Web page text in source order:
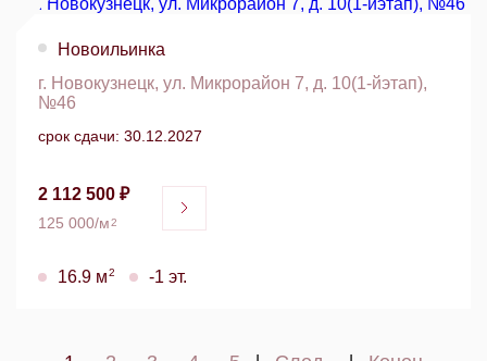
Новоильинка
г. Новокузнецк, ул. Микрорайон 7, д. 10(1-йэтап),
№46
срок сдачи: 30.12.2027
2 112 500 ₽
125 000/м2
16.9 м2 -1 эт.